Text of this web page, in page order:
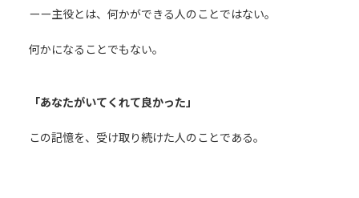
ーー主役とは、何かができる人のことではない。
何かになることでもない。
「あなたがいてくれて良かった」
この記憶を、受け取り続けた人のことである。